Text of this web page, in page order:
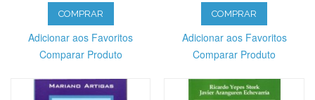
COMPRAR
Adicionar aos Favoritos
Comparar Produto
COMPRAR
Adicionar aos Favoritos
Comparar Produto